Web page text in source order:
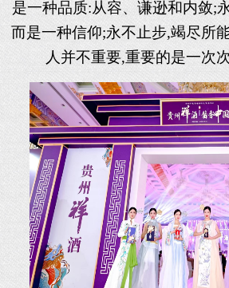
是一种品质:从容、谦逊和内敛;
而是一种信仰;永不止步,竭尽所
人并不重要,重要的是一次